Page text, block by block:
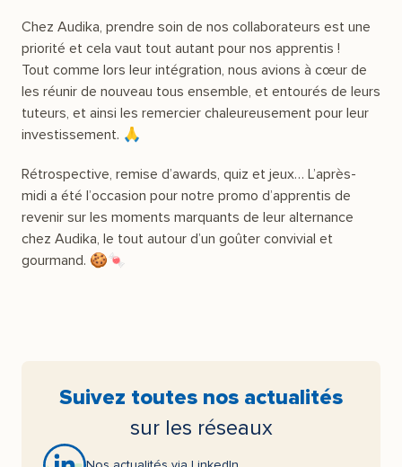
Chez Audika, prendre soin de nos collaborateurs est une
priorité et cela vaut tout autant pour nos apprentis !
Tout comme lors leur intégration, nous avions à cœur de
les réunir de nouveau tous ensemble, et entourés de leurs
tuteurs, et ainsi les remercier chaleureusement pour leur
investissement. 🙏
Rétrospective, remise d’awards, quiz et jeux… L’après-
midi a été l’occasion pour notre promo d’apprentis de
revenir sur les moments marquants de leur alternance
chez Audika, le tout autour d’un goûter convivial et
gourmand. 🍪🍬
Suivez toutes nos actualités
sur les réseaux